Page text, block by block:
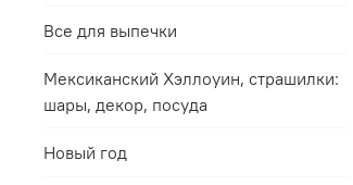
Все для выпечки
Мексиканский Хэллоуин, страшилки:
шары, декор, посуда
Новый год